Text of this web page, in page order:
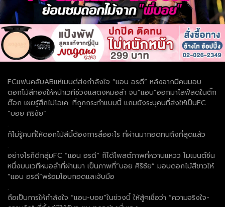
FCแฟนคลับABแห่เมนต์ส่งกำลังใจ “แอน อรดี” หลังจากมีคนมอบ
ดอกไม้สีทองให้หน้าเวทีช่วงแสดงหมอลำ จน”แอน”ออกมาไลฟ์สดในติ๊ก
ต๊อก เผยรู้สึกไม่โอเค. ที่ถูกกระทำแบบนี้ แถมยังระบุคนที่ส่งให้เป็นFC
“บอย ศิริชัย”
.
ก็ไม่รู้คนที่ให้ดอกไม้สีนี้ต้องการสื่ออะไร ที่ผ่านมากอดทนถึงที่สุดแล้ว
.
อย่างไรก็ดีกลุ่มFC “แอน อรดี” ก็ได้โพสต์ภาพที่หวานแหวว โมเมนต์ซีน
หนึ่งบนเวทีหมอลำที่ผ่านมา เป็นภาพที่”บอย ศิริชัย” มอบดอกไม้สีขาวให้
“แอน อรดี”พร้อมโอบกอดและจับมือ
.
ถือเป็นการให้กำลังใจ “แอน-บอย”ในช่วงนี้ ให้สู้ๆเชื่อว่า “ความจริงใจ-